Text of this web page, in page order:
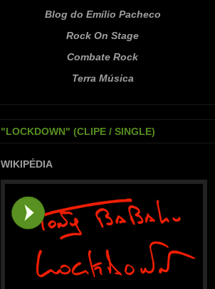
Blog do Emílio Pacheco
Rock On Stage
Combate Rock
Terra Música
"LOCKDOWN" (CLIPE / SINGLE)
WIKIPÉDIA